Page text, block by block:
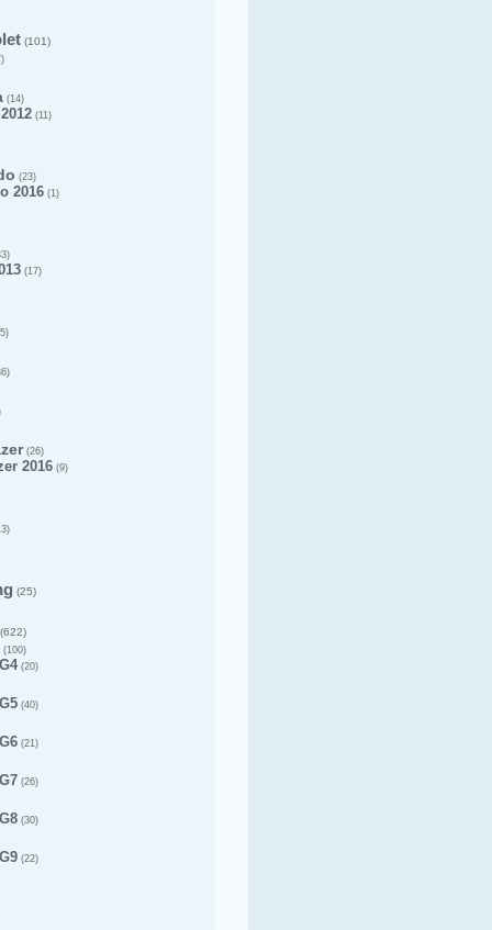
(101)
(14)
(11)
(23)
2016 (1)
(17)
(26)
2016 (9)
(25)
(622)
(100)
(20)
(40)
(21)
(26)
(30)
(22)